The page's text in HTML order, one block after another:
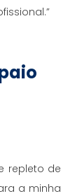
repleto de
a minha